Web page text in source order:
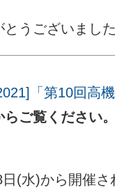
うございまし
「第10回高
らご覧ください
(水)から開催さ